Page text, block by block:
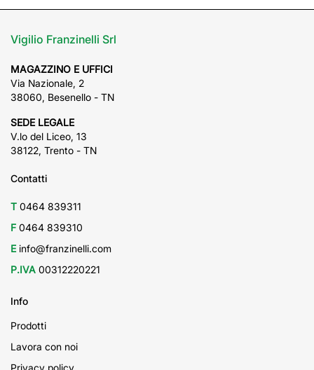
Vigilio Franzinelli Srl
MAGAZZINO E UFFICI
Via Nazionale, 2
38060, Besenello - TN
SEDE LEGALE
V.lo del Liceo, 13
38122, Trento - TN
Contatti
T 0464 839311
F 0464 839310
E info@franzinelli.com
P.IVA 00312220221
Info
Prodotti
Lavora con noi
Privacy policy